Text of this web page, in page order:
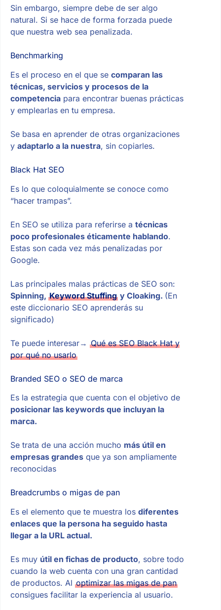
Sin embargo, siempre debe de ser algo
natural. Si se hace de forma forzada puede
que nuestra web sea penalizada.
Benchmarking
Es el proceso en el que se comparan las
técnicas, servicios y procesos de la
competenciapara encontrar buenas prácticas
y emplearlas en tu empresa.
Se basa en aprender de otras organizaciones
y adaptarlo a la nuestra, sin copiarles.
Black Hat SEO
Es lo que coloquialmente se conoce como
“hacer trampas”.
En SEO se utiliza para referirse a técnicas
poco profesionales éticamente hablando.
Estas son cada vez más penalizadas por
Google.
Las principales malas prácticas de SEO son:
Spinning, Keyword Stuffingy Cloaking. (En
este diccionario SEO aprenderás su
significado)
Te puede interesar→ Qué es SEO Black Hat y
por qué no usarlo
Branded SEO o SEO de marca
Es la estrategia que cuenta con el objetivo de
posicionar las keywords que incluyan la
marca.
Se trata de una acción mucho más útil en
empresas grandesque ya son ampliamente
reconocidas
Breadcrumbs o migas de pan
Es el elemento que te muestra los diferentes
enlaces que la persona ha seguido hasta
llegar a la URL actual.
Es muy útil en fichas de producto, sobre todo
cuando la web cuenta con una gran cantidad
de productos. Al optimizar las migas de pan
consigues facilitar la experiencia al usuario.